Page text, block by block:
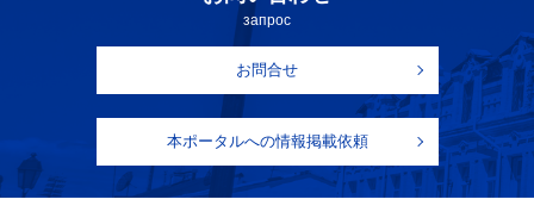
запрос
お問合せ
本ポータルへの情報掲載依頼